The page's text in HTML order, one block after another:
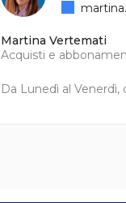
Martina Vertemati
Acquisti e
Da Lunedì al Venerdì,